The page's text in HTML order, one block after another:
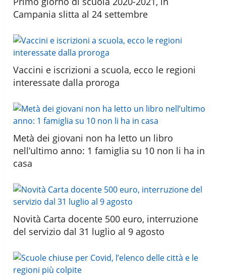
Campania slitta al 24 settembre
Vaccini e iscrizioni a scuola, ecco le regioni
interessate dalla proroga
Metà dei giovani non ha letto un libro
nell’ultimo anno: 1 famiglia su 10 non li ha in
casa
Novità Carta docente 500 euro, interruzione
del servizio dal 31 luglio al 9 agosto